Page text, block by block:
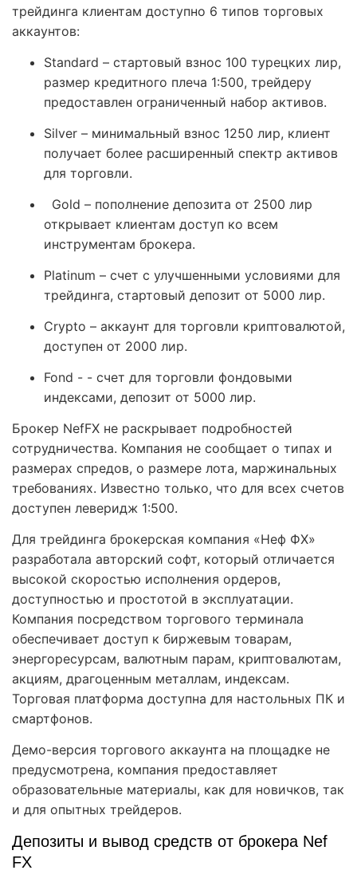
трейдинга клиентам доступно 6 типов торговых
аккаунтов:
Standard – стартовый взнос 100 турецких лир,
размер кредитного плеча 1:500, трейдеру
предоставлен ограниченный набор активов.
Silver – минимальный взнос 1250 лир, клиент
получает более расширенный спектр активов
для торговли.
Gold – пополнение депозита от 2500 лир
открывает клиентам доступ ко всем
инструментам брокера.
Platinum – счет с улучшенными условиями для
трейдинга, стартовый депозит от 5000 лир.
Crypto – аккаунт для торговли криптовалютой,
доступен от 2000 лир.
Fond - - счет для торговли фондовыми
индексами, депозит от 5000 лир.
Брокер NefFX не раскрывает подробностей
сотрудничества. Компания не сообщает о типах и
размерах спредов, о размере лота, маржинальных
требованиях. Известно только, что для всех счетов
доступен леверидж 1:500.
Для трейдинга брокерская компания «Неф ФХ»
разработала авторский софт, который отличается
высокой скоростью исполнения ордеров,
доступностью и простотой в эксплуатации.
Компания посредством торгового терминала
обеспечивает доступ к биржевым товарам,
энергоресурсам, валютным парам, криптовалютам,
акциям, драгоценным металлам, индексам.
Торговая платформа доступна для настольных ПК и
смартфонов.
Демо-версия торгового аккаунта на площадке не
предусмотрена, компания предоставляет
образовательные материалы, как для новичков, так
и для опытных трейдеров.
Депозиты и вывод средств от брокера Nef
FX